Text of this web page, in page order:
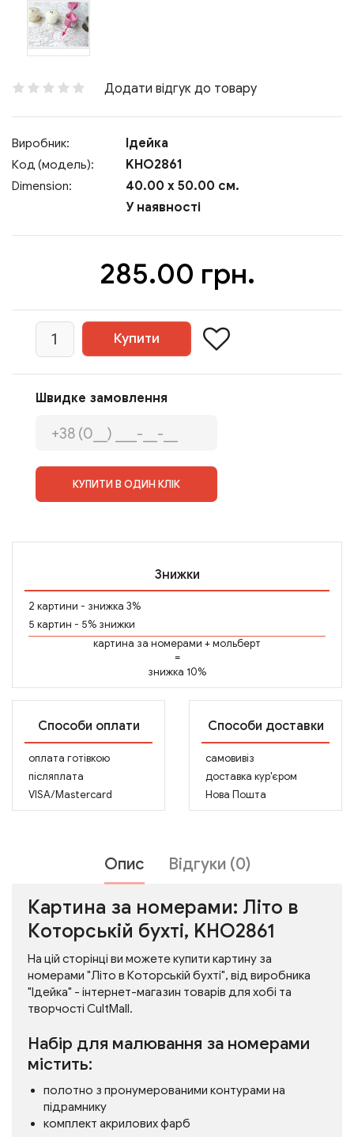
Додати відгук до товару
Виробник: Ідейка
Код (модель): KHO2861
Dimension:
40.00 x 50.00 см.
У наявності
285.00 грн.
Швидке замовлення
КУПИТИ В ОДИН КЛІК
Знижки
2 картини - знижка 3%
5 картин - 5% знижки
картина за номерами +мольберт
=
знижка 10%
Способи оплати
оплата готівкою
післяплата
VISA/Mastercard
Способи доставки
самовивіз
доставка кур'єром
Нова Пошта
Опис Відгуки (0)
Картина за номерами: Літо в
Которській бухті, KHO2861
На цій сторінці ви можете купити картину за
номерами "Літо в Которській бухті", від виробника
"Ідейка" - інтернет-магазин товарів для хобі та
творчості CultMall.
Набір для малювання за номерами
містить:
полотно з пронумерованими контурами на
підрамнику
комплект акрилових фарб